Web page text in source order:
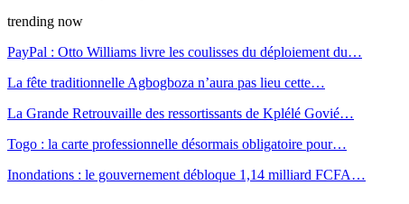
trending now
PayPal : Otto Williams livre les coulisses du déploiement du…
La fête traditionnelle Agbogboza n’aura pas lieu cette…
La Grande Retrouvaille des ressortissants de Kplélé Govié…
Togo : la carte professionnelle désormais obligatoire pour…
Inondations : le gouvernement débloque 1,14 milliard FCFA…